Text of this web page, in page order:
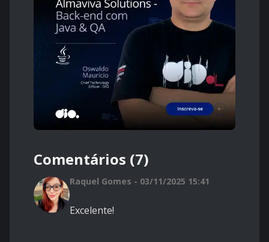
Comentários (7)
Raquel Gomes - 03/11/2025 15:41
Excelente!